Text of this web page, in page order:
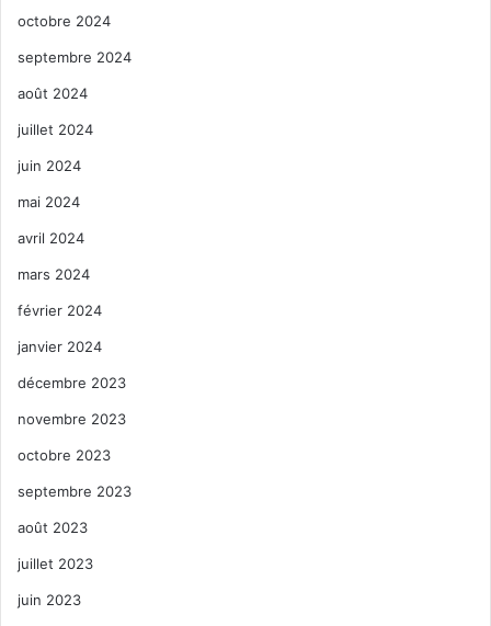
octobre 2024
septembre 2024
août 2024
juillet 2024
juin 2024
mai 2024
avril 2024
mars 2024
février 2024
janvier 2024
décembre 2023
novembre 2023
octobre 2023
septembre 2023
août 2023
juillet 2023
juin 2023